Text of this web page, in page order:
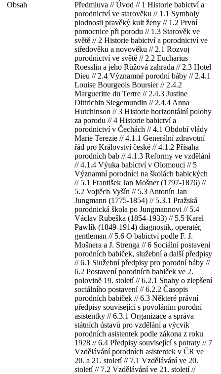
Obsah
Předmluva // Úvod // 1 Historie babictví a
porodnictví ve starověku // 1.1 Symboly
plodnosti pravěký kult ženy // 1.2 První
pomocnice při porodu // 1.3 Starověk ve
světě // 2 Historie babictví a porodnictví ve
středověku a novověku // 2.1 Rozvoj
porodnictví ve světě // 2.2 Eucharius
Roesslin a jeho Růžová zahrada // 2.3 Hotel
Dieu // 2.4 Významné porodní báby // 2.4.1
Louise Bourgeois Boursier // 2.4.2
Margueritte du Tertre // 2.4.3 Justine
Dittrichin Siegemundin // 2.4.4 Anna
Hutchinson // 3 Historie horizontální polohy
za porodu // 4 Historie babictví a
porodnictví v Čechách // 4.1 Období vlády
Marie Terezie // 4.1.1 Generální zdravotní
řád pro Království české // 4.1.2 Přísaha
porodních bab // 4.1.3 Reformy ve vzdělání
// 4.1.4 Výuka babictví v Olomouci // 5
Významní porodníci na školách babických
// 5.1 František Jan Mošner (1797-1876) //
5.2 Vojtěch Vyšín // 5.3 Antonín Jan
Jungmann (1775-1854) // 5.3.1 Pražská
porodnická škola po Jungmannovi // 5.4
Václav Rubeška (1854-1933) // 5.5 Karel
Pawlík (1849-1914) diagnostik, operatér,
gentleman // 5.6 O babictví podle F. J.
Mošnera a J. Strenga // 6 Sociální postavení
porodních babiček, služební a další předpisy
// 6.1 Služební předpisy pro porodní báby //
6.2 Postavení porodních babiček ve 2.
polovině 19. století // 6.2.1 Snahy o zlepšení
sociálního postavení // 6.2.2 Časopis
porodních babiček // 6.3 Některé právní
předpisy související s povoláním porodní
asistentky // 6.3.1 Organizace a správa
státních ústavů pro vzdělání a výcvik
porodních asistentek podle zákona z roku
1928 // 6.4 Předpisy související s potraty // 7
Vzdělávání porodních asistentek v ČR ve
20. a 21. století // 7.1 Vzdělávání ve 20.
století // 7.2 Vzdělávání ve 21. století //